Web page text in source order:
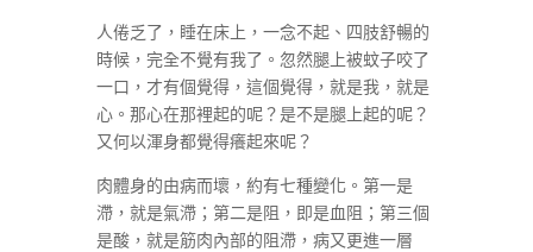
人倦乏了，睡在床上，一念不起、四肢舒暢的
時候，完全不覺有我了。忽然腿上被蚊子咬了
一口，才有個覺得，這個覺得，就是我，就是
心。那心在那裡起的呢？是不是腿上起的呢？
又何以渾身都覺得癢起來呢？
肉體身的由病而壞，約有七種變化。第一是
滯，就是氣滯；第二是阻，即是血阻；第三個
是酸，就是筋肉內部的阻滯，病又更進一層